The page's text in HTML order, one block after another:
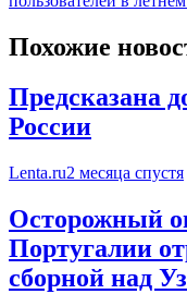
Похожие
Предсказана
России
Lenta.ru2 месяца спустя
Осторожный
Португалии
сборной над